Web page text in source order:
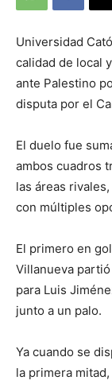
Universidad
calidad de local
ante Palestino
disputa por el
El duelo fue
ambos cuadros
las áreas
con múltiples
El primero en
Villanueva
para Luis
junto a un palo.
Ya cuando se
la primera